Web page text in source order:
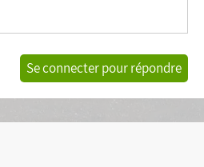
Se connecter pour répondre